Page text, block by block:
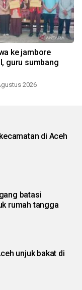
ke jambore
guru sumbang
2026
di Aceh
batasi
rumah tangga
unjuk bakat di